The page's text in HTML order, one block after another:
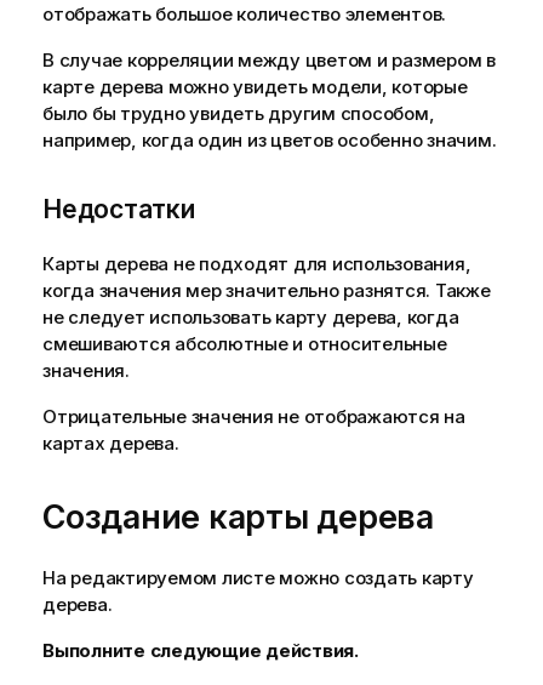
отображать большое количество элементов.
В случае корреляции между цветом и размером в
карте дерева можно увидеть модели, которые
было бы трудно увидеть другим способом,
например, когда один из цветов особенно значим.
Недостатки
Карты дерева не подходят для использования,
когда значения мер значительно разнятся. Также
не следует использовать карту дерева, когда
смешиваются абсолютные и относительные
значения.
Отрицательные значения не отображаются на
картах дерева.
Создание карты дерева
На редактируемом листе можно создать карту
дерева.
Выполните следующие действия.